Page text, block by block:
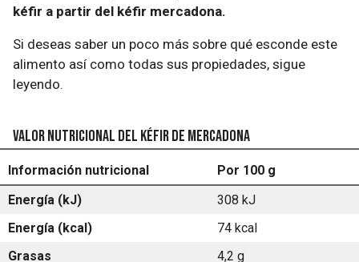
kéfir a partir del kéfir mercadona.
Si deseas saber un poco más sobre qué esconde este
alimento así como todas sus propiedades, sigue
leyendo.
Valor Nutricional del kéfir de mercadona
Información nutricional
Por 100 g
Energía (kJ)
308 kJ
Energía (kcal)
74 kcal
Grasas
4,2 g